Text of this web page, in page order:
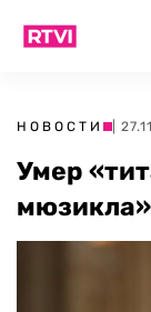
НОВОСТИ |
Умер